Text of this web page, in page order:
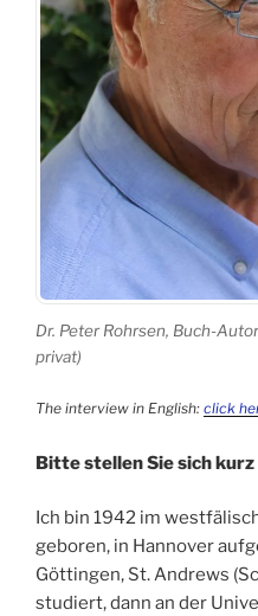
Dr. Peter Rohrsen, Buch-
privat)
The interview in English: click
Bitte stellen Sie sich kurz
Ich bin 1942 im
geboren, in Hannover
Göttingen, St. Andrews
studiert, dann an der